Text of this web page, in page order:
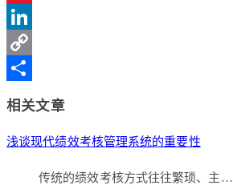
Sina
Weibo
LinkedIn
Copy
相关文章
浅谈现代绩效考核管理系统的重要性
传统的绩效考核方式往往繁琐、主…